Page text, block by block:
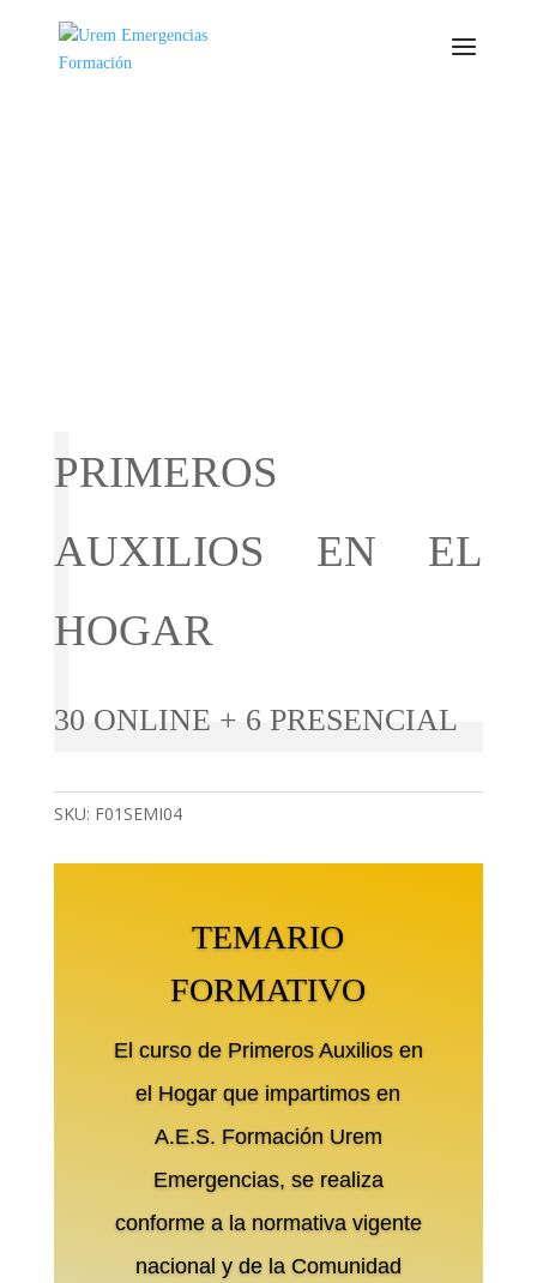
PRIMEROS
AUXILIOS EN EL
HOGAR
30 ONLINE + 6 PRESENCIAL
SKU: F01SEMI04
TEMARIO
FORMATIVO
El curso de Primeros Auxilios en
el Hogar que impartimos en
A.E.S. Formación Urem
Emergencias, se realiza
conforme a la normativa vigente
nacional y de la Comunidad